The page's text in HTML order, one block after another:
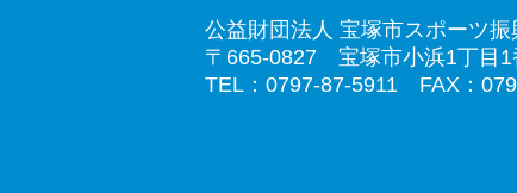
公益財団法人 宝塚市スポーツ振
〒665-0827 宝塚市小浜1丁目1
TEL：0797-87-5911 FAX：